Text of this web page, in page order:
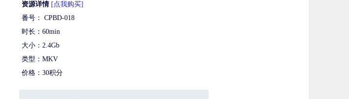
资源详情 [点我购买]
番号： CPBD-018
时长：60min
大小：2.4Gb
类型：MKV
价格：30积分